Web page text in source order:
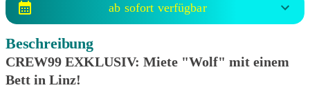
ab sofort verfügbar
Beschreibung
CREW99 EXKLUSIV: Miete "Wolf" mit einem
Bett in Linz!